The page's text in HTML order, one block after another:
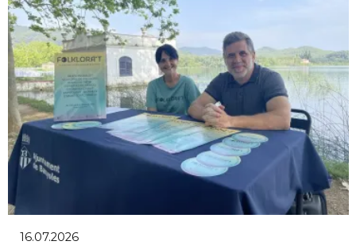
16.07.2026